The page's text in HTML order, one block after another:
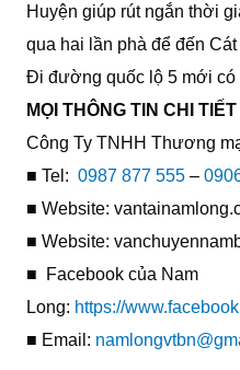
Huyện giúp rút ngắn thời
qua hai lần phà để đến
Đi đường quốc lộ 5 mới có
MỌI THÔNG TIN CHI
Công Ty TNHH Thương
■ Tel: 0987 877 555 –
■ Website:
■ Website:
■ Facebook của Nam
Long: https://
■ Email: